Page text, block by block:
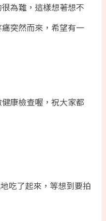
為難，這樣想著想不
突然而來，希望有一
康檢查喔，祝大家都
吃了起來，等想到要拍